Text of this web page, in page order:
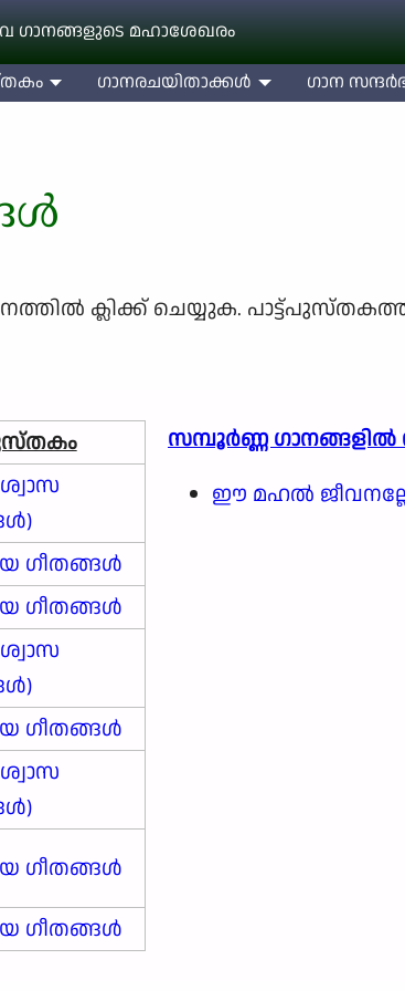
ഗാനങ്ങളുടെ മഹാശേഖരം
ഗാനരചയിതാക്കള്‍ ഗാന
ക്ലിക്ക് ചെയ്യുക.
ഗീതങ്ങൾ
ഗീതങ്ങൾ
ഗീതങ്ങൾ
ഗീതങ്ങൾ
ഗീതങ്ങൾ
സമ്പൂർണ്ണ ഗാനങ്ങളില്‍
ഈ മഹൽ